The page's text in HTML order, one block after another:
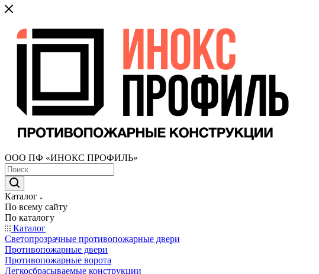
ООО ПФ «ИНОКС ПРОФИЛЬ»
Каталог
По всему сайту
По каталогу
Каталог
Светопрозрачные противопожарные двери
Противопожарные двери
Противопожарные ворота
Легкосбрасываемые конструкции